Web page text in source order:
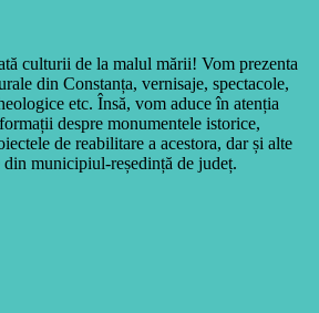
culturii de la malul mării! Vom prezenta
din Constanța, vernisaje, spectacole,
etc. Însă, vom aduce în atenția
despre monumentele istorice,
de reabilitare a acestora, dar și alte
municipiul-reședință de județ.